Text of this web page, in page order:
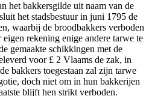
het bakkersgilde uit naam van de
het stadsbestuur in juni 1795 de
waarbij de broodbakkers verboden
rekening enige andere tarwe te
gemaakte schikkingen met de
voor £ 2 Vlaams de zak, in
bakkers toegestaan zal zijn tarwe
doch niet om in hun bakkerijen
blijft hen strikt verboden.